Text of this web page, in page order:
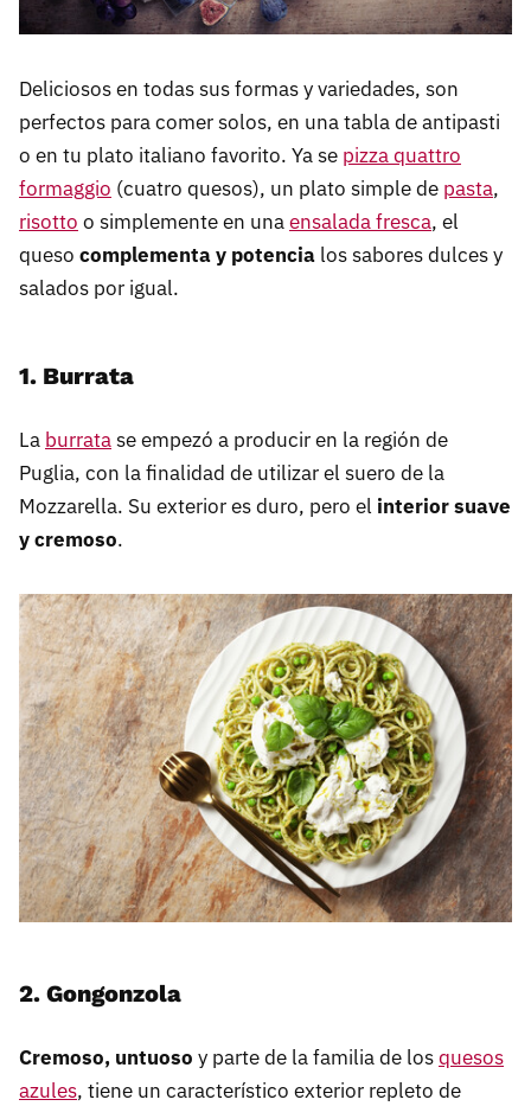
Deliciosos en todas sus formas y variedades, son
perfectos para comer solos, en una tabla de antipasti
o en tu plato italiano favorito. Ya se pizza quattro
formaggio (cuatro quesos), un plato simple de pasta,
risotto o simplemente en unaensalada fresca, el
queso complementa y potencia los sabores dulces y
salados por igual.
1. Burrata
La burratase empezó a producir en la región de
Puglia, con la finalidad de utilizar el suero de la
Mozzarella. Su exterior es duro, pero el interior suave
y cremoso.
2. Gongonzola
Cremoso, untuoso y parte de la familia de losquesos
azules, tiene un característico exterior repleto de